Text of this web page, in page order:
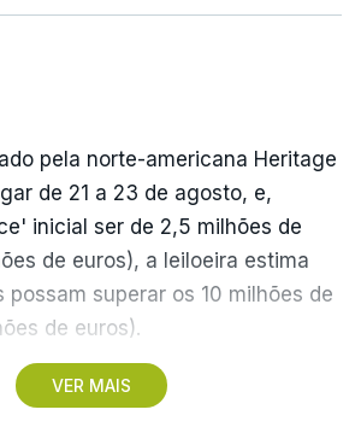
VER MAIS
pela norte-americana Heritage
de 21 a 23 de agosto, e,
inicial ser de 2,5 milhões de
de euros), a leiloeira estima
possam superar os 10 milhões de
de euros).
pelo astro argentino durante